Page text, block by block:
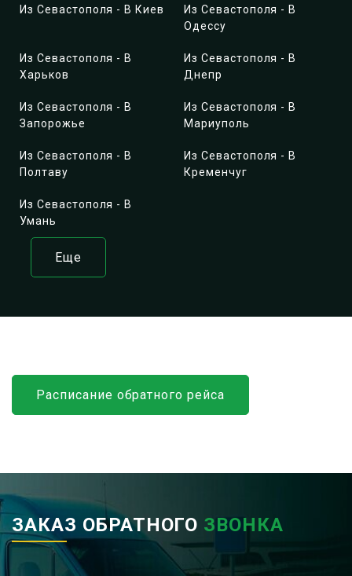
Из Севастополя - В Киев
Из Севастополя - В
Одессу
Из Севастополя - В
Харьков
Из Севастополя - В
Днепр
Из Севастополя - В
Запорожье
Из Севастополя - В
Мариуполь
Из Севастополя - В
Полтаву
Из Севастополя - В
Кременчуг
Из Севастополя - В
Умань
Еще
Расписание обратного рейса
ЗАКАЗ ОБРАТНОГО ЗВОНКА